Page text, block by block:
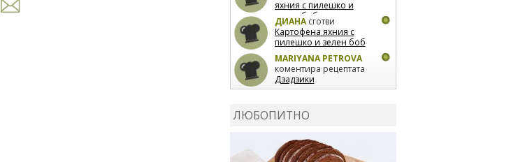
яхния с пилешко и
зелен боб
ДИАНАсготви
Картофена яхния с
пилешко и зелен боб
MARIYANA PETROVA
коментира рецептата
Дзадзики
сготвиДзадзики
ЛЮБОПИТНО